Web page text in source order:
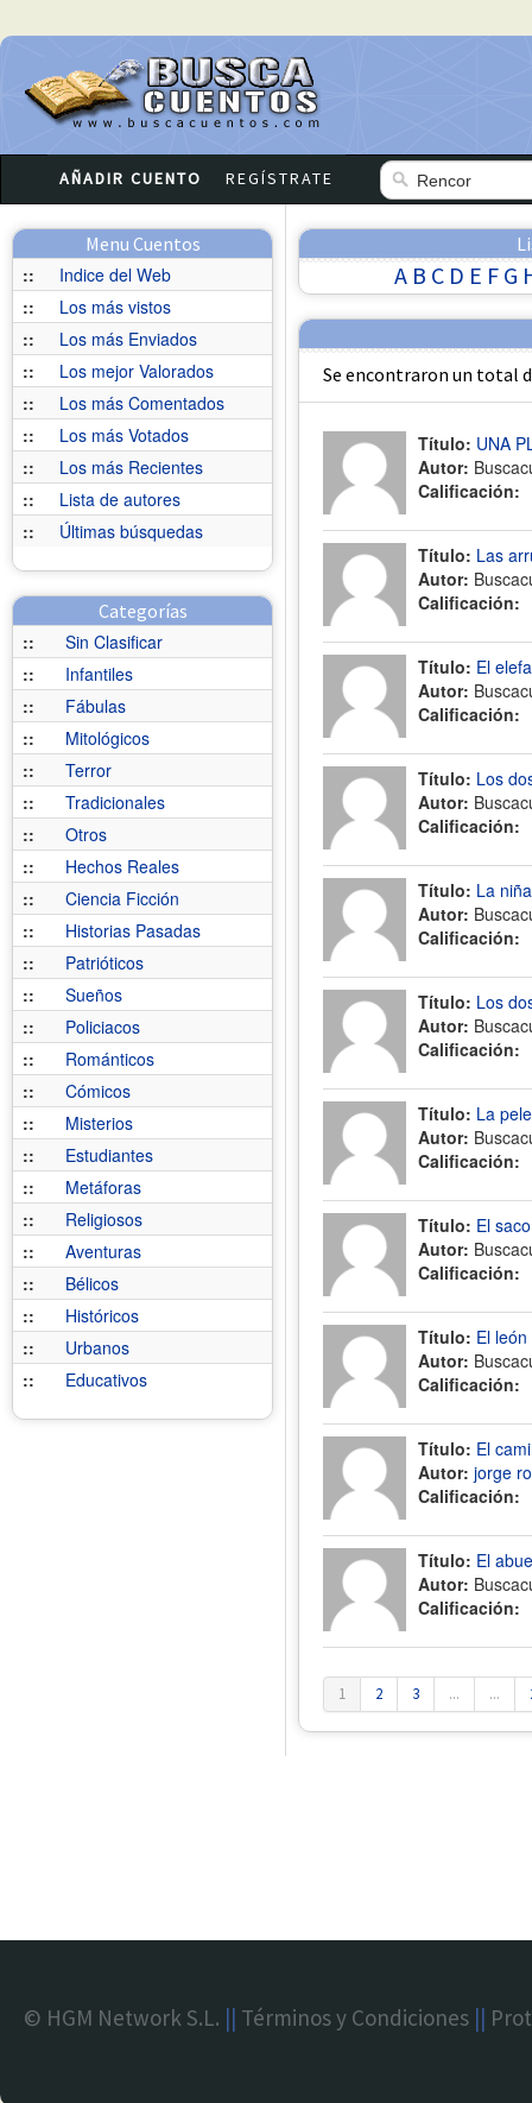
AÑADIR CUENTO REGÍSTRATE
Menu Cuentos
::
Indice del Web
::
Los más vistos
::
Los más Enviados
::
Los mejor Valorados
::
Los más Comentados
::
Los más Votados
::
Los más Recientes
::
Lista de autores
::
Últimas búsquedas
Categorías
::
Sin Clasificar
::
Infantiles
::
Fábulas
::
Mitológicos
::
Terror
::
Tradicionales
::
Otros
::
Hechos Reales
::
Ciencia Ficción
::
Historias Pasadas
::
Patrióticos
::
Sueños
::
Policiacos
::
Románticos
::
Cómicos
::
Misterios
::
Estudiantes
::
Metáforas
::
Religiosos
::
Aventuras
::
Bélicos
::
Históricos
::
Urbanos
::
Educativos
A B C D E F G
Se encontraron un total
Título: UNA
Autor:
Calificación:
Título: Las
Autor:
Calificación:
Título: El
Autor:
Calificación:
Título: Los
Autor:
Calificación:
Título: La
Autor:
Calificación:
Título: Los
Autor:
Calificación:
Título: La
Autor:
Calificación:
Título: El
Autor:
Calificación:
Título: El
Autor:
Calificación:
Título: El
Autor: jorge
Calificación:
Título: El
Autor:
Calificación:
1 2 3 ... ...
© HGM Network S.L. || Términos y Condiciones ||